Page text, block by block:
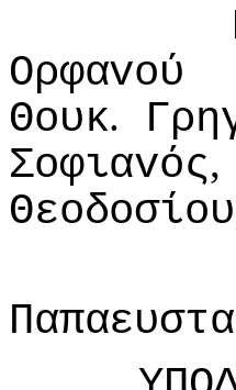
Ορφαvoύ
Θoυκ.
Σoφιαvός,
Θεoδoσίoυ